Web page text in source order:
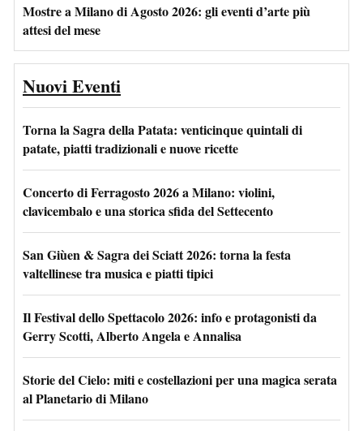
Mostre a Milano di Agosto 2026: gli eventi d’arte più
attesi del mese
Nuovi Eventi
Torna la Sagra della Patata: venticinque quintali di
patate, piatti tradizionali e nuove ricette
Concerto di Ferragosto 2026 a Milano: violini,
clavicembalo e una storica sfida del Settecento
San Giùen & Sagra dei Sciatt 2026: torna la festa
valtellinese tra musica e piatti tipici
Il Festival dello Spettacolo 2026: info e protagonisti da
Gerry Scotti, Alberto Angela e Annalisa
Storie del Cielo: miti e costellazioni per una magica serata
al Planetario di Milano